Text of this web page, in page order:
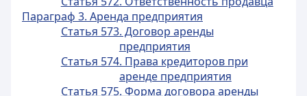
Параграф 3. Аренда предприятия
Статья 573. Договор аренды
предприятия
Статья 574. Права кредиторов при
аренде предприятия
Статья 575. Форма договора аренды